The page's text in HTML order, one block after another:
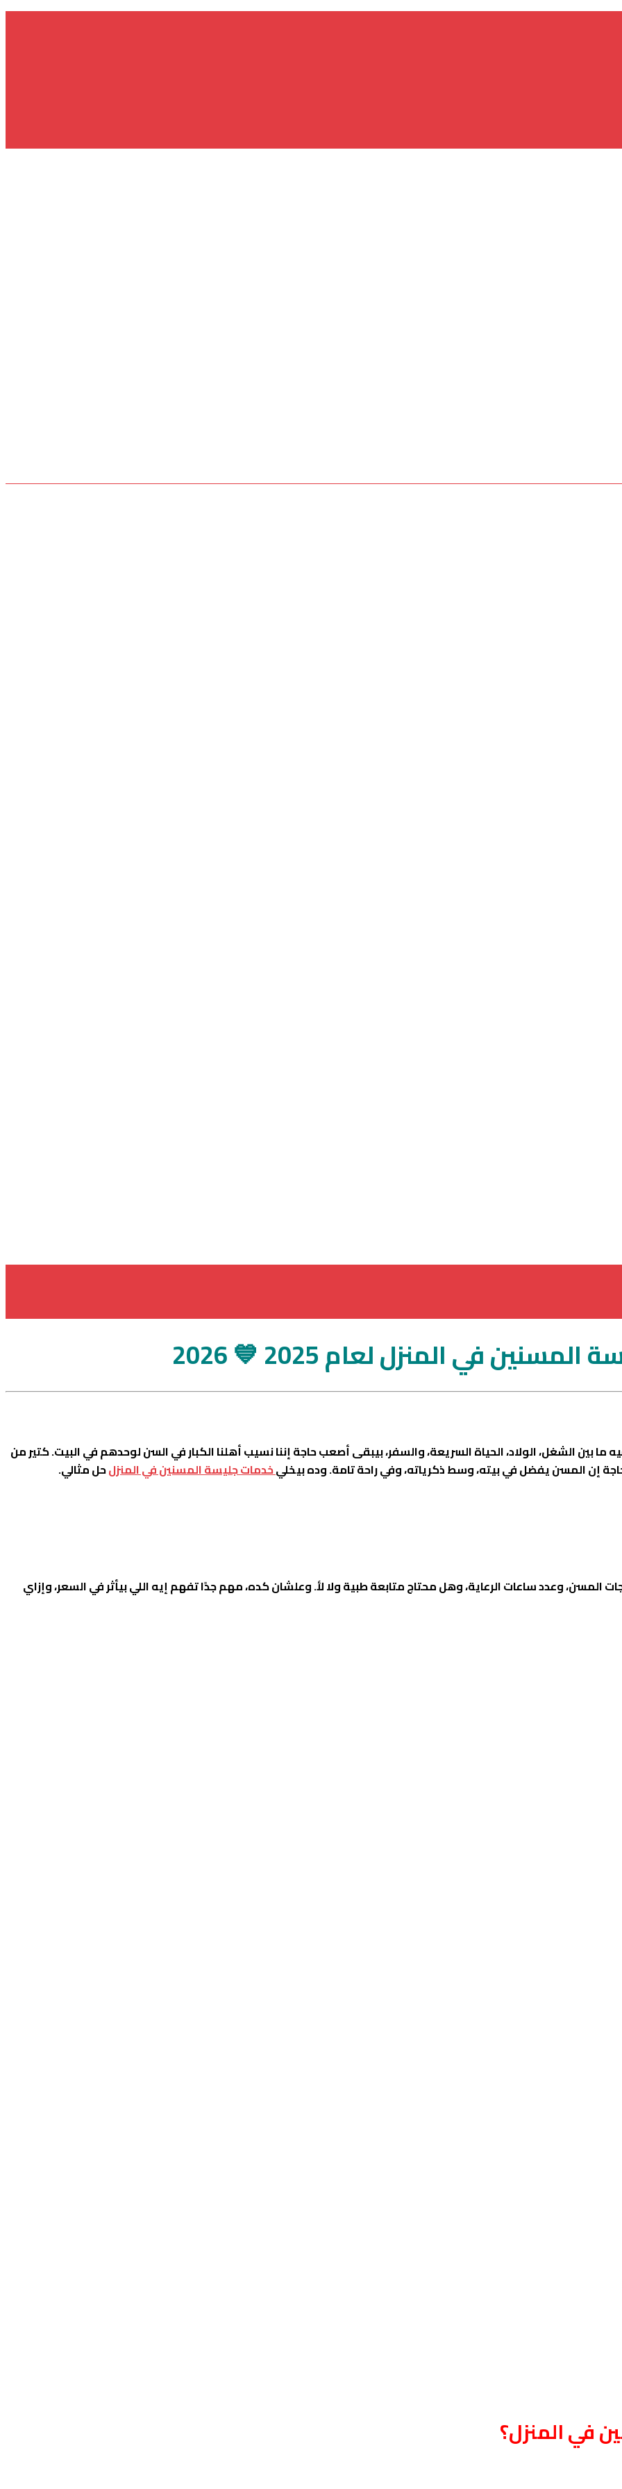
في المنزل لعام 2025 💙 2026
بين الشغل، الولاد، الحياة السريعة، والسفر، بيبقى أصعب حاجة إننا نسيب أهلنا الكبار في السن لوحدهم في البيت. كتير من
إن المسن يفضل في بيته، وسط ذكرياته، وفي راحة تامة. وده بيخليخدمات جليسة المسنين في المنزلحل مثالي.
المسن، وعدد ساعات الرعاية، وهل محتاج متابعة طبية ولا لأ. وعلشان كده، مهم جدًا تفهم إيه اللي بيأثر في السعر، وإزاي
في المنزل؟